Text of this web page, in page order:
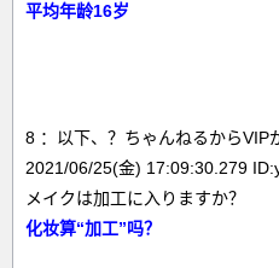
平均年龄16岁
8 ：以下、？ちゃんねるからVIP
2021/06/25(金) 17:09:30.279
メイクは加工に入りますか？
化妆算“加工”吗？